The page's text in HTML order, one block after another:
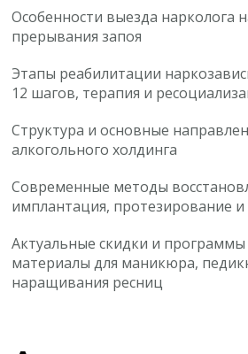
Особенности выезда нарколога
прерывания запоя
Этапы реабилитации
12 шагов, терапия и
Структура и основные
алкогольного холдинга
Современные методы
имплантация, протезирование и
Актуальные скидки и программы
материалы для маникюра,
наращивания ресниц